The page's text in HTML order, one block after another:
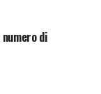
di